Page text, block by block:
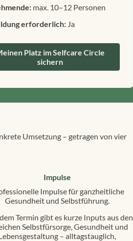
max. 10–12 Personen
erforderlich: Ja
Platz im Selfcare Circle
sichern
Umsetzung – getragen von vier
Impulse
Impulse für ganzheitliche
Gesundheit und Selbstführung.
Termin gibt es kurze Inputs aus den
Selbstfürsorge, Gesundheit und
– alltagstauglich,